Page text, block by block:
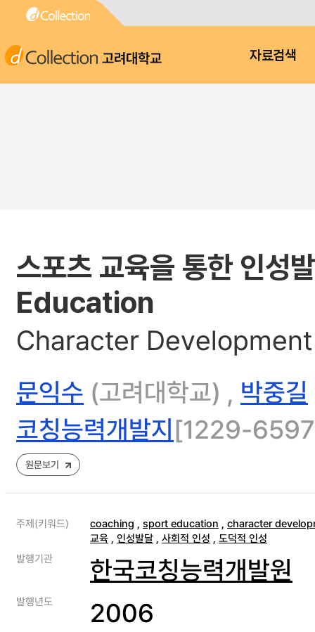
고려대학교 자료검색
스포츠 교육을 통한 인
Education
Character
문익수 (고려대학교) , 박중길
코칭능력개발지[1229-
원문보기
주제(키워드) coaching , sport education , character
교육 , 인성발달 , 사회적 인성 , 도덕적 인성
발행기관
한국코칭능력개발원
발행년도 2006